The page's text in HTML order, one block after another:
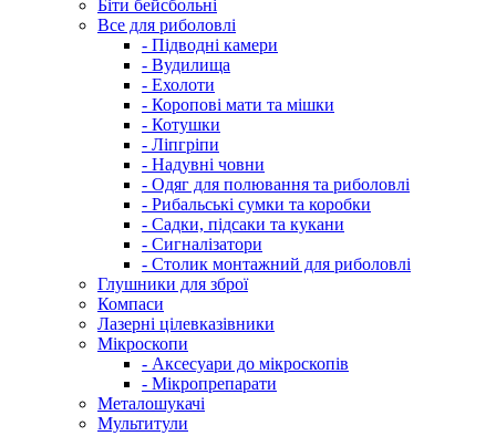
Біти бейсбольні
Все для риболовлі
- Підводні камери
- Вудилища
- Ехолоти
- Коропові мати та мішки
- Котушки
- Ліпгріпи
- Надувні човни
- Одяг для полювання та риболовлі
- Рибальські сумки та коробки
- Садки, підсаки та кукани
- Сигналізатори
- Столик монтажний для риболовлі
Глушники для зброї
Компаси
Лазерні цілевказівники
Мікроскопи
- Аксесуари до мікроскопів
- Мікропрепарати
Металошукачі
Мультитули